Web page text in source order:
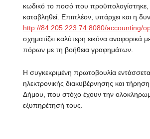
κωδικό το ποσό που προϋπολογίστηκε,
καταβληθεί. Επιπλέον, υπάρχει και η
http://84.205.223.74:8080/accounting/
σχηματίζει καλύτερη εικόνα
πόρων με τη βοήθεια γραφημάτων.
Η συγκεκριμένη πρωτοβουλία
ηλεκτρονικής διακυβέρνησης και
Δήμου, που στόχο έχουν την
εξυπηρέτησή τους.